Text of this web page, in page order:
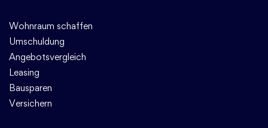
Wohnraum schaffen
Umschuldung
Angebotsvergleich
Leasing
Bausparen
Versichern